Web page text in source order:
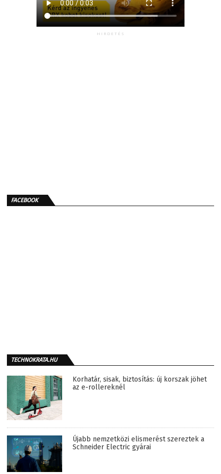
HIRDETÉS
FACEBOOK
TECHNOKRATA.HU
Korhatár, sisak, biztosítás: új korszak jöhet
az e-rollereknél
Újabb nemzetközi elismerést szereztek a
Schneider Electric gyárai